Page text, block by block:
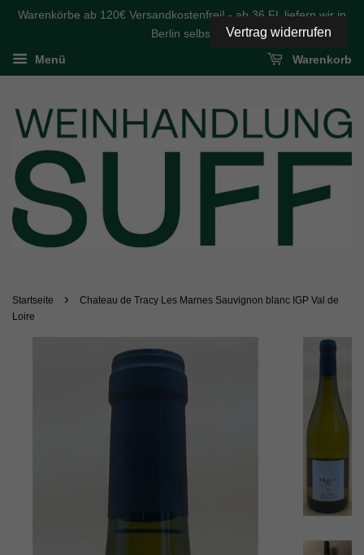
Warenkörbe ab 120€ Versandkostenfrei! - ab 36 FL liefern wir in
Berlin selbst
Menü Warenkorb
Startseite ›
Chateau de Tracy Les Marnes Sauvignon blanc IGP Val de
Loire
Vertrag widerrufen